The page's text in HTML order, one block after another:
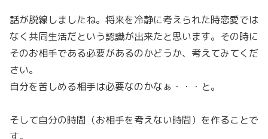
話が脱線しましたね。将来を冷静に考えられた時恋愛では
なく共同生活だという認識が出来たと思います。その時に
そのお相手である必要があるのかどうか、考えてみてくだ
さい。
自分を苦しめる相手は必要なのかなぁ・・・と。
そして自分の時間（お相手を考えない時間）を作ることで